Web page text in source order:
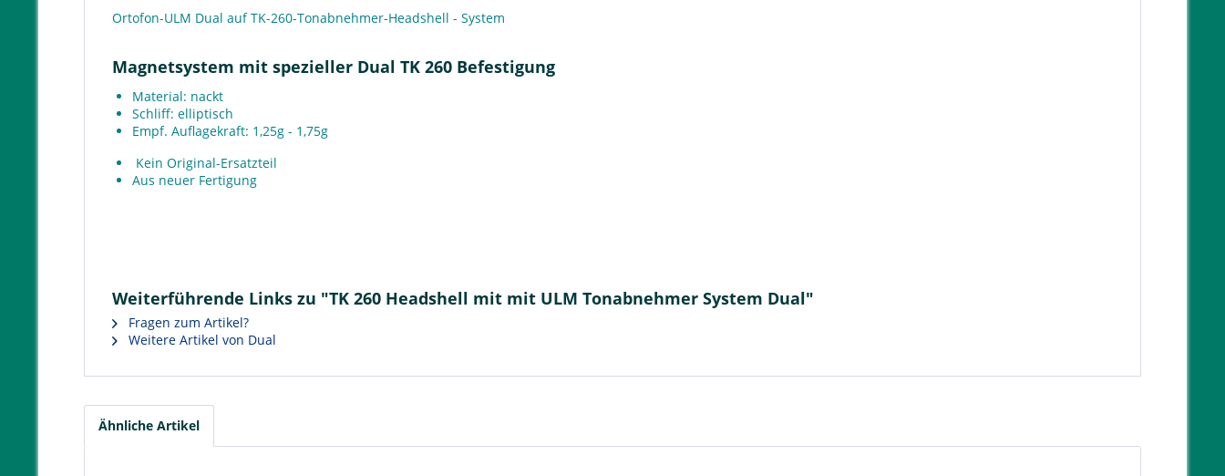
Ortofon-ULM Dual auf TK-260-Tonabnehmer-Headshell - System
Magnetsystem mit spezieller Dual TK 260 Befestigung
Material: nackt
Schliff: elliptisch
Empf. Auflagekraft: 1,25g - 1,75g
Kein Original-Ersatzteil
Aus neuer Fertigung
Weiterführende Links zu "TK 260 Headshell mit mit ULM Tonabnehmer System Dual"
Fragen zum Artikel?
Weitere Artikel von Dual
Ähnliche Artikel